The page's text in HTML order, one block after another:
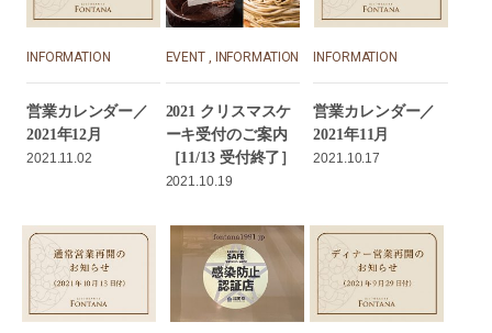
INFORMATION
営業カレンダー／
2021年12月
2021.11.02
EVENT , INFORMATION
2021 クリスマスケ
ーキ受付のご案内
［11/13 受付終了］
2021.10.19
INFORMATION
営業カレンダー／
2021年11月
2021.10.17